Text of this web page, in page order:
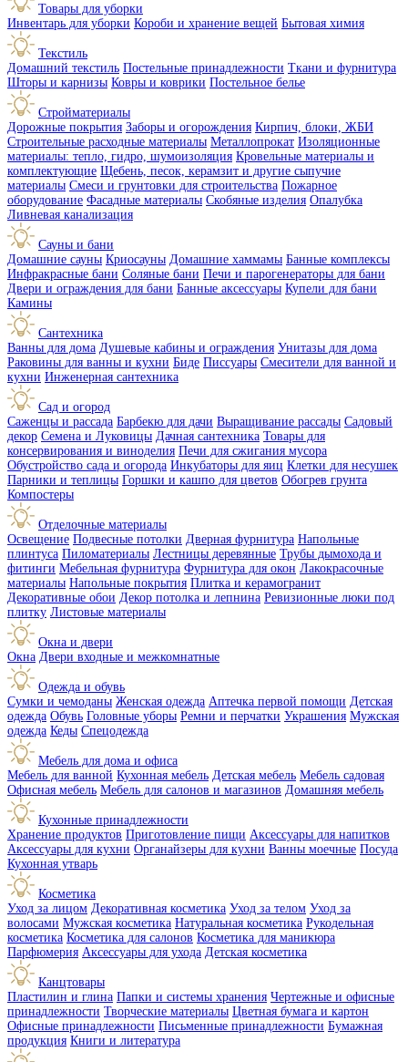
Товары для уборки
Инвентарь для уборки Короби и хранение вещей Бытовая химия
Текстиль
Домашний текстиль Постельные принадлежности Ткани и фурнитура
Шторы и карнизы Ковры и коврики Постельное белье
Стройматериалы
Дорожные покрытия Заборы и огорождения Кирпич, блоки, ЖБИ
Строительные расходные материалы Металлопрокат Изоляционные
материалы: тепло, гидро, шумоизоляция Кровельные материалы и
комплектующие Щебень, песок, керамзит и другие сыпучие
материалы Смеси и грунтовки для строительства Пожарное
оборудование Фасадные материалы Скобяные изделия Опалубка
Ливневая канализация
Сауны и бани
Домашние сауны Криосауны Домашние хаммамы Банные комплексы
Инфракрасные бани Соляные бани Печи и парогенераторы для бани
Двери и ограждения для бани Банные аксессуары Купели для бани
Камины
Сантехника
Ванны для дома Душевые кабины и ограждения Унитазы для дома
Раковины для ванны и кухни Биде Писсуары Смесители для ванной и
кухни Инженерная сантехника
Сад и огород
Саженцы и рассада Барбекю для дачи Выращивание рассады Садовый
декор Семена и Луковицы Дачная сантехника Товары для
консервирования и виноделия Печи для сжигания мусора
Обустройство сада и огорода Инкубаторы для яиц Клетки для несушек
Парники и теплицы Горшки и кашпо для цветов Обогрев грунта
Компостеры
Отделочные материалы
Освещение Подвесные потолки Дверная фурнитура Напольные
плинтуса Пиломатериалы Лестницы деревянные Трубы дымохода и
фитинги Мебельная фурнитура Фурнитура для окон Лакокрасочные
материалы Напольные покрытия Плитка и керамогранит
Декоративные обои Декор потолка и лепнина Ревизионные люки под
плитку Листовые материалы
Окна и двери
Окна Двери входные и межкомнатные
Одежда и обувь
Сумки и чемоданы Женская одежда Аптечка первой помощи Детская
одежда Обувь Головные уборы Ремни и перчатки Украшения Мужская
одежда Кеды Спецодежда
Мебель для дома и офиса
Мебель для ванной Кухонная мебель Детская мебель Мебель садовая
Офисная мебель Мебель для салонов и магазинов Домашняя мебель
Кухонные принадлежности
Хранение продуктов Приготовление пищи Аксессуары для напитков
Аксессуары для кухни Органайзеры для кухни Ванны моечные Посуда
Кухонная утварь
Косметика
Уход за лицом Декоративная косметика Уход за телом Уход за
волосами Мужская косметика Натуральная косметика Рукодельная
косметика Косметика для салонов Косметика для маникюра
Парфюмерия Аксессуары для ухода Детская косметика
Канцтовары
Пластилин и глина Папки и системы хранения Чертежные и офисные
принадлежности Творческие материалы Цветная бумага и картон
Офисные принадлежности Письменные принадлежности Бумажная
продукция Книги и литература